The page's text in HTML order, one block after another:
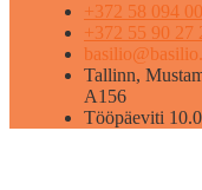
+372 58 094
+372 55 90 27
Tallinn,
A156
Tööpäeviti